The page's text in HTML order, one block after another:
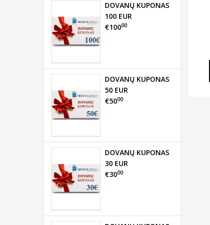
DOVANŲ KUPONAS
100 EUR
€10000
DOVANŲ KUPONAS
50 EUR
€5000
DOVANŲ KUPONAS
30 EUR
€3000